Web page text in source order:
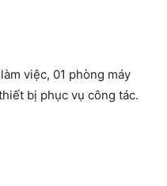
việc, 01 phòng máy
bị phục vụ công tác.